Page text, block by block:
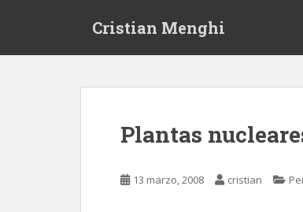
Cristian Menghi
Plantas
13 marzo, 2008 cristian